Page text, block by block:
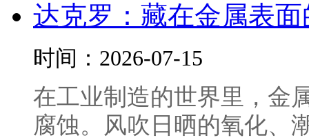
达克罗：藏在金属表
时间：2026-07-15
在工业制造的世界里，
腐蚀。风吹日晒的氧化、